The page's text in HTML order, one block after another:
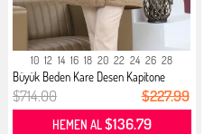
10 12 14 16 18 20 22 24 26 28
Büyük Beden Kare Desen Kapitone
Mon...
$714.00 $227.99
HEMEN AL$136.79